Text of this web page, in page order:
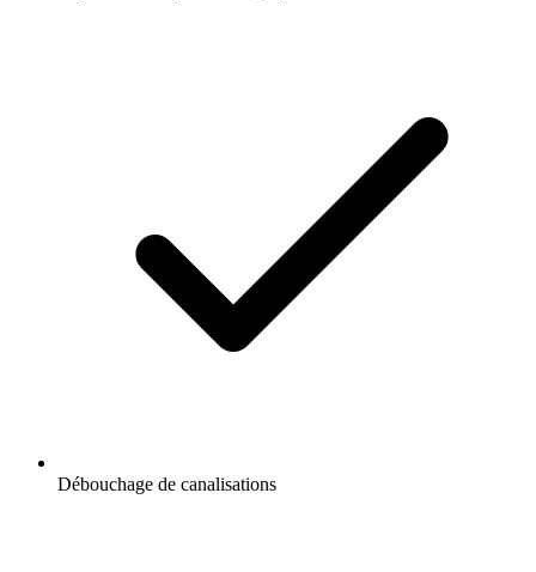
Débouchage de canalisations